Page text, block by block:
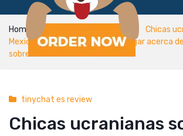
Home tinychat es review
Chicas
Mexico tambien se podri? investigar acerca
sobre citas
tinychat es review
Chicas ucranianas